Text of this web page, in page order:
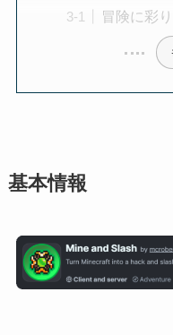
冒険に彩
基本情報